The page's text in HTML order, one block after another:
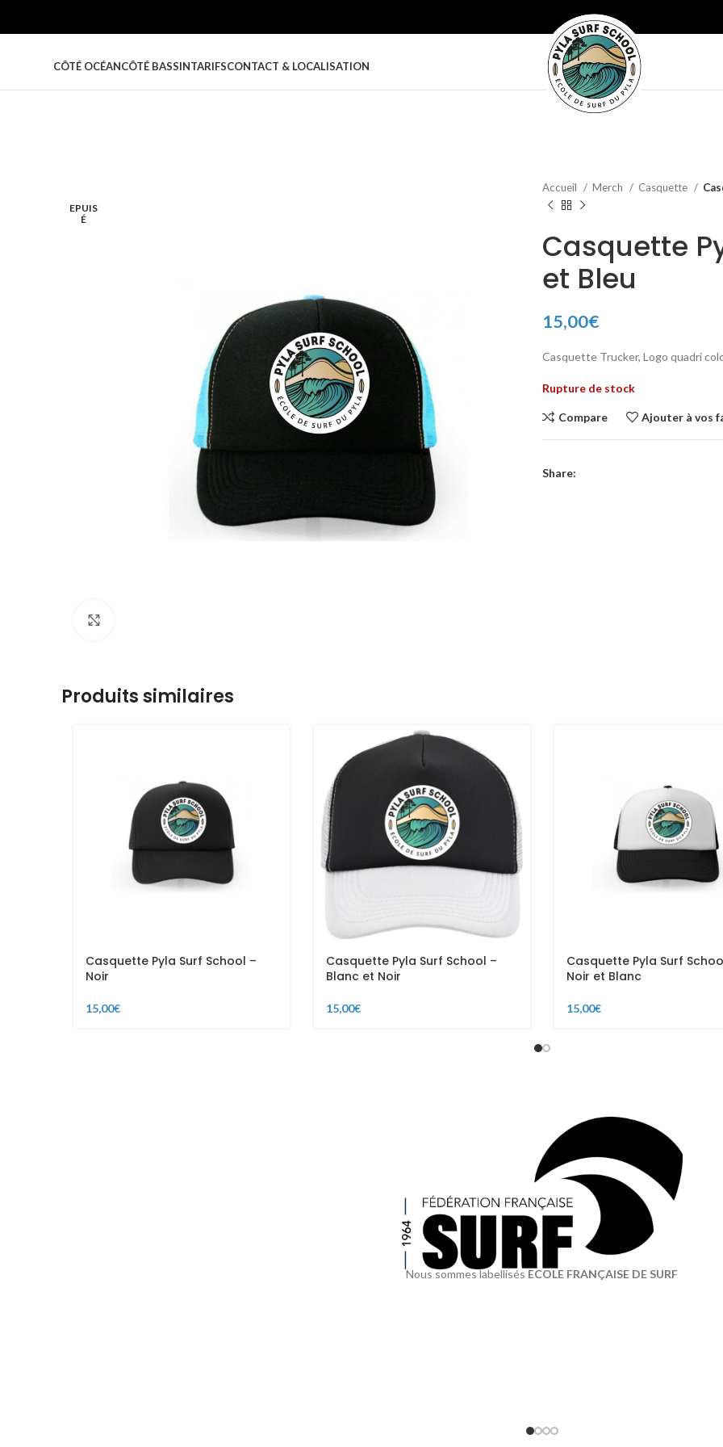
CÔTÉ OCÉANCÔTÉ BASSINTARIFSCONTACT & LOCALISATION
EPUIS
É
Accueil Merch Casquette
Casquette
et Bleu
15,00€
Casquette Trucker, Logo quadri
Rupture de stock
Compare Ajouter à vos
Share:
Produits similaires
Casquette Pyla Surf School –
Noir
15,00€
Casquette Pyla Surf School –
Blanc et Noir
15,00€
Casquette Pyla Surf
Noir et Blanc
15,00€
Nous sommes labellisés ECOLE FRANÇAISE DE SURF